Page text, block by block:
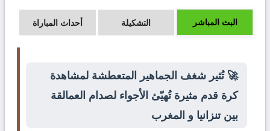
البث المباشر التشكيلة أحداث المباراة
🚀 تُثير شغف الجماهير المتعطشة لمشاهدة
كرة قدم مثيرة تُهيّئ الأجواء لصدام العمالقة
بين تنزانيا و المغرب